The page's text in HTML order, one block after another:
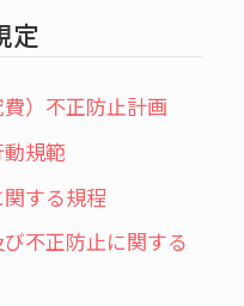
定
）不正防止計画
規範
する規程
不正防止に関する